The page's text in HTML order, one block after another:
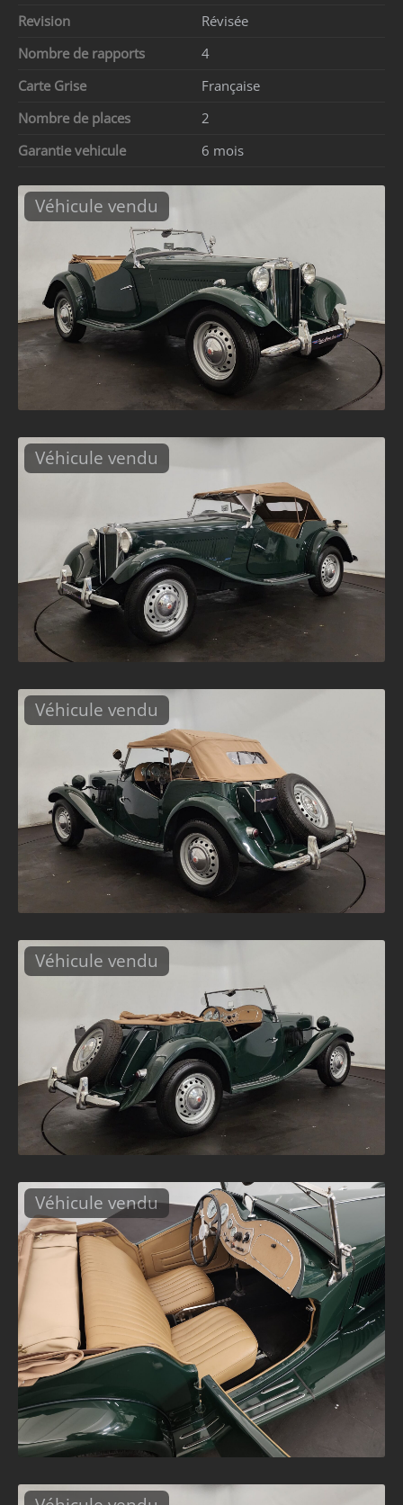
Revision
Révisée
Nombre de rapports
4
Carte Grise
Française
Nombre de places
2
Garantie vehicule
6 mois
Véhicule vendu
Véhicule vendu
Véhicule vendu
Véhicule vendu
Véhicule vendu